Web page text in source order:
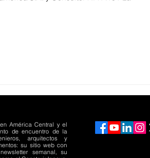
América Central y el
de encuentro de la
arquitectos y
su sitio web con
semanal, su